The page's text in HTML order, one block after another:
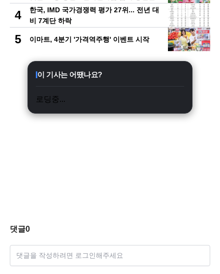
장 방문
4
한국, IMD 국가경쟁력 평가 27위... 전년 대
비 7계단 하락
5 이마트, 4분기 '가격역주행' 이벤트 시작
이 기사는 어땠나요?
로딩중...
댓글0
댓글을 작성하려면 로그인해주세요